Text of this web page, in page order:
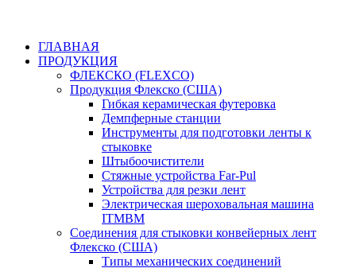
ГЛАВНАЯ
ПРОДУКЦИЯ
ФЛЕКСКО (FLEXCO)
Продукция Флекско (США)
Гибкая керамическая футеровка
Демпферные станции
Инструменты для подготовки ленты к
стыковке
Штыбоочистители
Стяжные устройства Far-Pul
Устройства для резки лент
Электрическая шероховальная машина
ITMBM
Соединения для стыковки конвейерных лент
Флекско (США)
Типы механических соединений